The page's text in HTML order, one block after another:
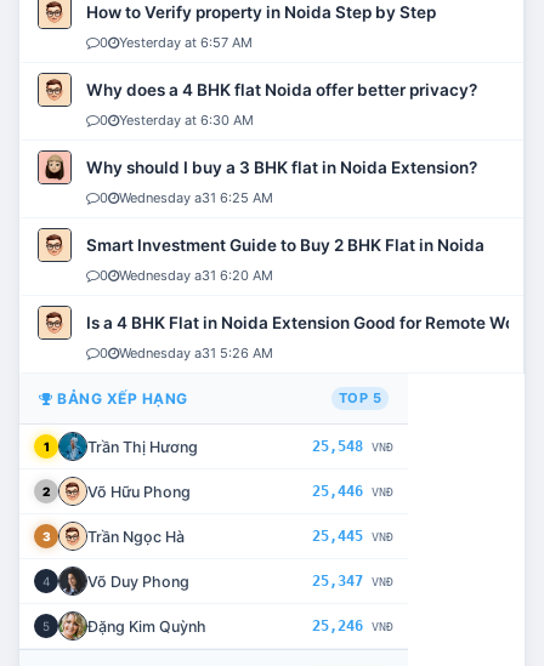
How to Verify property in Noida Step by Step
0 Yesterday at 6:57 AM
Why does a 4 BHK flat Noida offer better privacy?
0 Yesterday at 6:30 AM
Why should I buy a 3 BHK flat in Noida Extension?
0 Wednesday a31 6:25 AM
Smart Investment Guide to Buy 2 BHK Flat in Noida
0 Wednesday a31 6:20 AM
Is a 4 BHK Flat in Noida Extension Good for Remote Work?
0 Wednesday a31 5:26 AM
BẢNG XẾP HẠNG TOP 5
1 Trần Thị Hương 25,548 VNĐ
2 Võ Hữu Phong 25,446 VNĐ
3 Trần Ngọc Hà 25,445 VNĐ
4 Võ Duy Phong 25,347 VNĐ
5 Đặng Kim Quỳnh 25,246 VNĐ